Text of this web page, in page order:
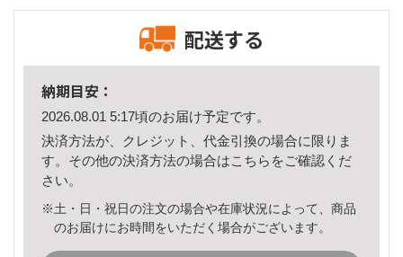
配送する
納期目安：
2026.08.01 5:17頃のお届け予定です。
決済方法が、クレジット、代金引換の場合に限りま
す。その他の決済方法の場合はこちら をご確認くだ
さい。
※土・日・祝日の注文の場合や在庫状況によって、商品
のお届けにお時間をいただく場合がございます。